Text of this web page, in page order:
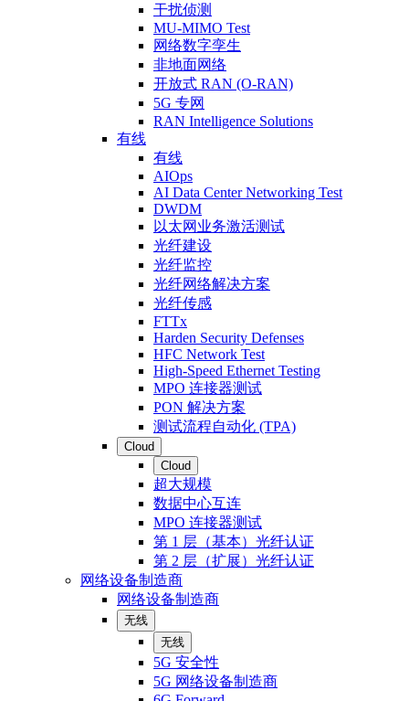
干扰侦测
MU-MIMO Test
网络数字孪生
非地面网络
开放式 RAN (O-RAN)
5G 专网
RAN Intelligence Solutions
有线
有线
AIOps
AI Data Center Networking Test
DWDM
以太网业务激活测试
光纤建设
光纤监控
光纤网络解决方案
光纤传感
FTTx
Harden Security Defenses
HFC Network Test
High-Speed Ethernet Testing
MPO 连接器测试
PON 解决方案
测试流程自动化 (TPA)
Cloud
Cloud
超大规模
数据中心互连
MPO 连接器测试
第 1 层（基本）光纤认证
第 2 层（扩展）光纤认证
网络设备制造商
网络设备制造商
无线
无线
5G 安全性
5G 网络设备制造商